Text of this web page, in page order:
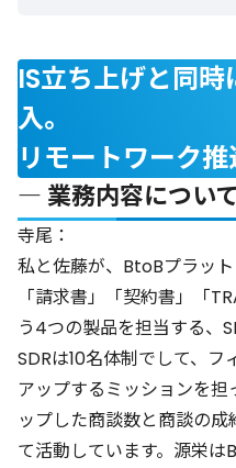
IS立ち上げと同
入。
リモートワーク
― 業務内容につい
寺尾：
私と佐藤が、BtoBプラッ
「請求書」「契約書」「
う4つの製品を担当する、
SDRは10名体制でして、
アップするミッションを担
ップした商談数と商談の
て活動しています。源栄は